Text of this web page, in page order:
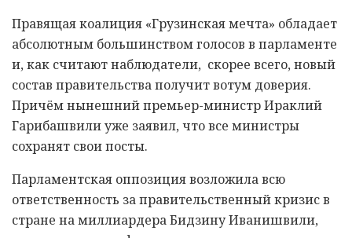
Правящая коалиция «Грузинская мечта» обладает
абсолютным большинством голосов в парламенте
и, как считают наблюдатели, скорее всего, новый
состав правительства получит вотум доверия.
Причём нынешний премьер-министр Ираклий
Гарибашвили уже заявил, что все министры
сохранят свои посты.
Парламентская оппозиция возложила всю
ответственность за правительственный кризис в
стране на миллиардера Бидзину Иванишвили,